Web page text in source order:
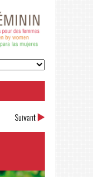
Suivant